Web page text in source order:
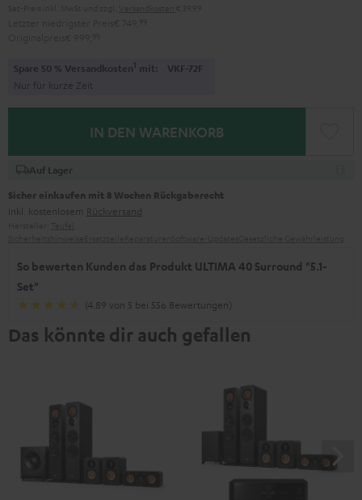
Spare 50 % Versandkosten1 mit: VKF-72F
Nur für kurze Zeit
IN DEN WARENKORB
Auf Lager
Sicher einkaufen mit 8 Wochen Rückgaberecht
inkl. kostenlosem Rückversand
So bewerten Kunden das Produkt ULTIMA 40 Surround "5.1-
Set"
(4.89 von 5 bei 556 Bewertungen)
Das könnte dir auch gefallen